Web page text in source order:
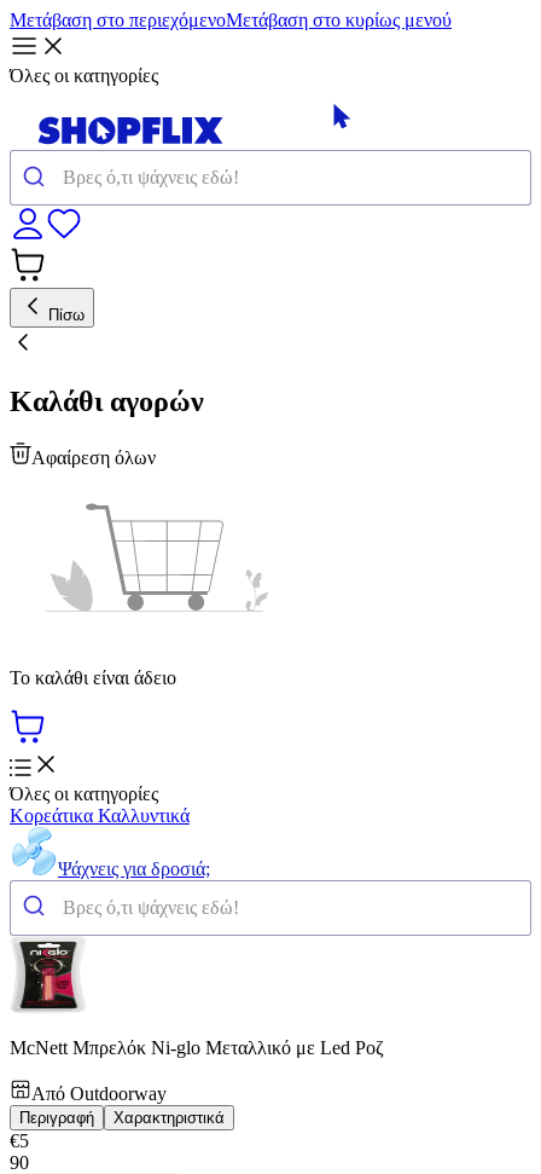
Μετάβαση στο περιεχόμενοΜετάβαση στο κυρίως μενού
Όλες οι κατηγορίες
Πίσω
Καλάθι αγορών
Αφαίρεση όλων
Το καλάθι είναι άδειο
Όλες οι κατηγορίες
Κορεάτικα Καλλυντικά
Ψάχνεις για δροσιά;
McNett Μπρελόκ Ni-glo Μεταλλικό με Led Ροζ
Από Outdoorway
Περιγραφή Χαρακτηριστικά
€5
90